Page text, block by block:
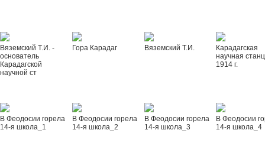
Вяземский Т.И. -
основатель
Карадагской
научной ст
Гора Карадаг Вяземский Т.И.
Карадагская
научная
1914 г.
В Феодосии горела
14-я школа_1
В Феодосии горела
14-я школа_2
В Феодосии горела
14-я школа_3
В Феодосии
14-я школа_4